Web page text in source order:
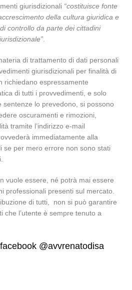
giurisdizionali “costituisce fonte
della cultura giuridica e
controllo da parte dei cittadini
di trattamento di dati personali
giurisdizionali per finalità di
richiedano espressamente
di tutti i provvedimenti, e solo
sentenze lo prevedono, si possono
oscuramenti e rimozioni,
tramite l’indirizzo e-mail
immediatamente alla
se per mero errore non sono stati
vuole essere, né potrà mai essere
professionali presenti sul mercato.
di tutti, non si può garantire
che l’utente è sempre tenuto a
@avvrenatodisa